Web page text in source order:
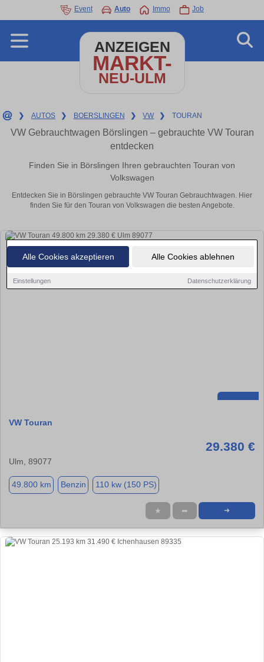
Alle Cookies akzeptieren Alle Cookies ablehnen
Einstellungen Datenschutzerklärung
Event Auto Immo Job
ANZEIGEN
MARKT-
NEU-ULM
❯ AUTOS ❯ BOERSLINGEN ❯ VW ❯ TOURAN
VW Gebrauchtwagen Börslingen – gebrauchte VW Touran
entdecken
Finden Sie in Börslingen Ihren gebrauchten Touran von
Volkswagen
Entdecken Sie in Börslingen gebrauchte VW Touran Gebrauchtwagen. Hier
finden Sie für den Touran von Volkswagen die besten Angebote.
VW Touran
29.380 €
Ulm, 89077
49.800 km Benzin 110 kw (150 PS)
★ ➦ ➜